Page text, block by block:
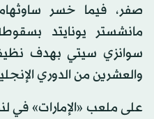
صفر، فيما خسر
مانشستر يونايتد
سوانزي سيتي بهدف
والعشرين من الدوري